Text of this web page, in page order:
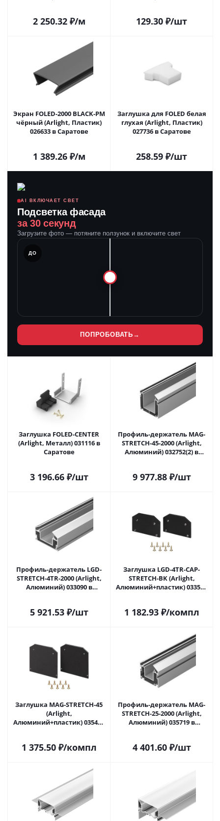
2 250.32₽/м 129.30 ₽/шт
Экран FOLED-2000 BLACK-PM
чёрный (Arlight, Пластик)
026633 в Саратове
1 389.26₽/м
Заглушка для FOLED белая
глухая (Arlight, Пластик)
027736 в Саратове
258.59 ₽/шт
AI ВКЛЮЧАЕТ СВЕТ
Подсветка фасада
за 30 секунд
Загрузите фото — потяните ползунок и включите свет
ДО
ПОПРОБОВАТЬ →
Заглушка FOLED-CENTER
(Arlight, Металл) 031116 в
Саратове
3 196.66₽/шт
Профиль-держатель MAG-
STRETCH-45-2000 (Arlight,
Алюминий) 032752(2) в
9 977.88₽/шт
Профиль-держатель LGD-
STRETCH-4TR-2000 (Arlight,
Алюминий) 033090 в
5 921.53₽/шт
Заглушка LGD-4TR-CAP-
STRETCH-BK (Arlight,
Алюминий+пластик) 033536
1 182.93₽/компл
Заглушка MAG-STRETCH-45
(Arlight,
Алюминий+пластик) 035474
1 375.50₽/компл
Профиль-держатель MAG-
STRETCH-25-2000 (Arlight,
Алюминий) 035719 в
4 401.60₽/шт